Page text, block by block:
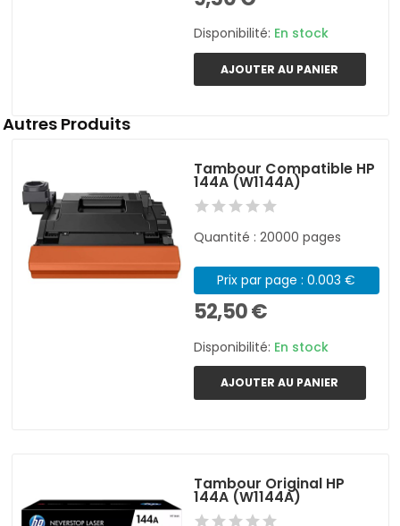
Disponibilité: En stock
AJOUTER AU PANIER
Autres Produits
Tambour Compatible HP
144A (W1144A)
Quantité : 20000 pages
Prix par page : 0.003 €
52,50 €
Disponibilité: En stock
AJOUTER AU PANIER
Tambour Original HP
144A (W1144A)